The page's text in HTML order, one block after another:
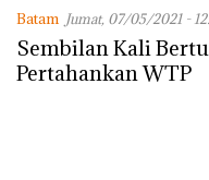
Batam Jumat, 07/05/2021 -
Sembilan Kali
Pertahankan WTP